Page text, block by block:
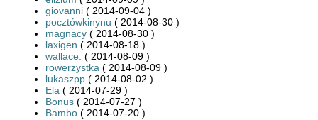
giovanni ( 2014-09-04 )
pocztówkinynu ( 2014-08-30 )
magnacy ( 2014-08-30 )
laxigen ( 2014-08-18 )
wallace. ( 2014-08-09 )
rowerzystka ( 2014-08-09 )
lukaszpp ( 2014-08-02 )
Ela ( 2014-07-29 )
Bonus ( 2014-07-27 )
Bambo ( 2014-07-20 )